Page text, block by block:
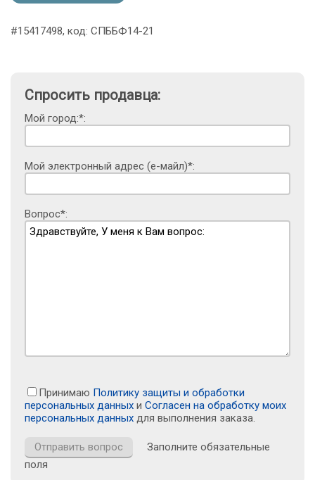
#15417498, код: СПББФ14-21
Спросить продавца:
Мой город:*:
Мой электронный адрес (е-майл)*:
Вопрос*:
Принимаю Политику защиты и обработки
персональных данных и Согласен на обработку моих
персональных данных для выполнения заказа.
Заполните обязательные
поля